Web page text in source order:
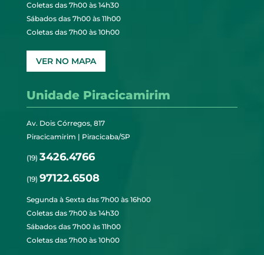
Coletas das 7h00 às 14h30
Sábados das 7h00 às 11h00
Coletas das 7h00 às 10h00
VER NO MAPA
Unidade Piracicamirim
Av. Dois Córregos, 817
Piracicamirim | Piracicaba/SP
(19) 3426.4766
(19) 97122.6508
Segunda à Sexta das 7h00 às 16h00
Coletas das 7h00 às 14h30
Sábados das 7h00 às 11h00
Coletas das 7h00 às 10h00